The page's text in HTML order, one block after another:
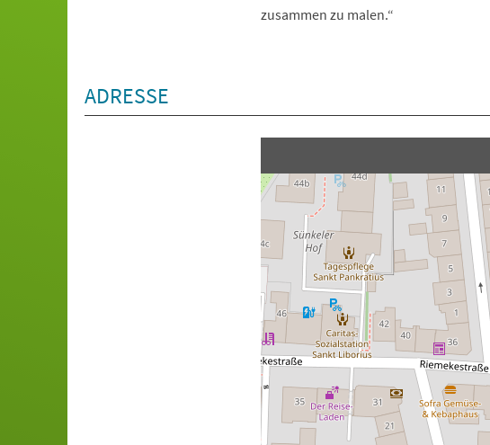
zusammen zu malen.“
ADRESSE